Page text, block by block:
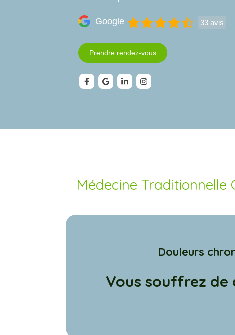
Google 33 avis
Prendre rendez-vous
Médecine Traditionnelle
Douleurs
Vous souffrez